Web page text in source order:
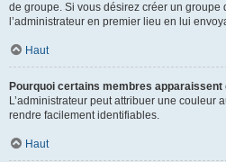
de groupe. Si vous désirez créer un groupe
l’administrateur en premier lieu en lui
Haut
Pourquoi certains membres
L’administrateur peut attribuer une couleur
rendre facilement identifiables.
Haut